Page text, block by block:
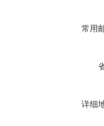
常用
详细